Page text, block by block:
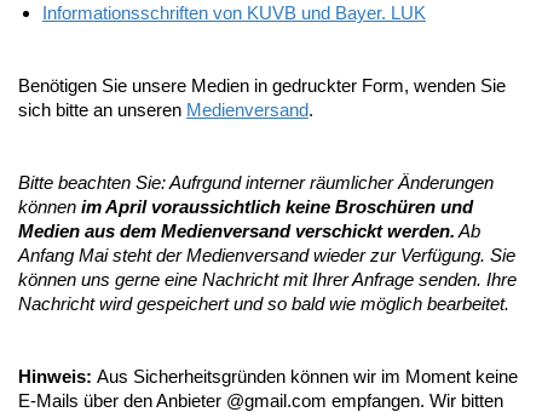
Informationsschriften von KUVB und Bayer. LUK
Benötigen Sie unsere Medien in gedruckter Form, wenden Sie
sich bitte an unseren Medienversand.
Bitte beachten Sie: Aufrgund interner räumlicher Änderungen
können im April voraussichtlich keine Broschüren und
Medien aus dem Medienversand verschickt werden. Ab
Anfang Mai steht der Medienversand wieder zur Verfügung. Sie
können uns gerne eine Nachricht mit Ihrer Anfrage senden. Ihre
Nachricht wird gespeichert und so bald wie möglich bearbeitet.
Hinweis: Aus Sicherheitsgründen können wir im Moment keine
E-Mails über den Anbieter @gmail.com empfangen. Wir bitten